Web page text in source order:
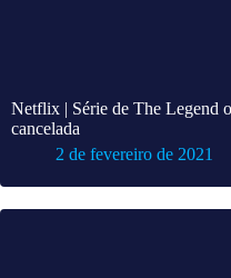
Netflix | Série de The Legend
cancelada
2 de fevereiro de 2021